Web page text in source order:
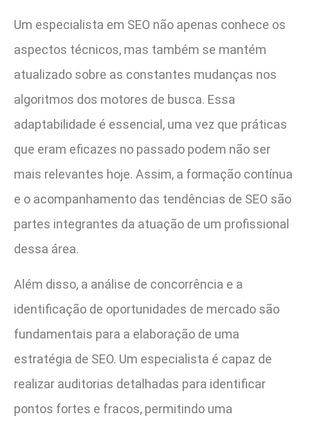
Um especialista em SEO não apenas conhece os
aspectos técnicos, mas também se mantém
atualizado sobre as constantes mudanças nos
algoritmos dos motores de busca. Essa
adaptabilidade é essencial, uma vez que práticas
que eram eficazes no passado podem não ser
mais relevantes hoje. Assim, a formação contínua
e o acompanhamento das tendências de SEO são
partes integrantes da atuação de um profissional
dessa área.
Além disso, a análise de concorrência e a
identificação de oportunidades de mercado são
fundamentais para a elaboração de uma
estratégia de SEO. Um especialista é capaz de
realizar auditorias detalhadas para identificar
pontos fortes e fracos, permitindo uma